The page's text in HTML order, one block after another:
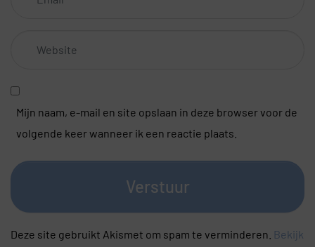
Mijn naam, e-mail en site opslaan in deze browser voor de
volgende keer wanneer ik een reactie plaats.
Verstuur
Deze site gebruikt Akismet om spam te verminderen. Bekijk